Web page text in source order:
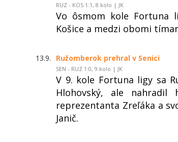
RUZ - KOS 1:1, 8.kolo | JK
Vo ôsmom kole Fortuna
Košice a medzi obomi
13.9. Ružomberok prehral v Senici
SEN - RUZ 1:0, 9.kolo | JK
V 9. kole Fortuna ligy sa
Hlohovský, ale
reprezentanta Zreľáka a
Janič.